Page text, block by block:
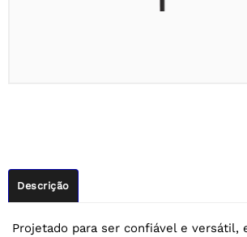
Descrição
Projetado para ser confiável e versátil,